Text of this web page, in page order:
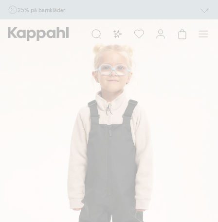
25% på barnkläder
10.00. Ej Newbie. Gäller för dig som är eller blir medlem. Kan ej kombineras med
andra rabatter eller erbjudanden.
Shoppa nu